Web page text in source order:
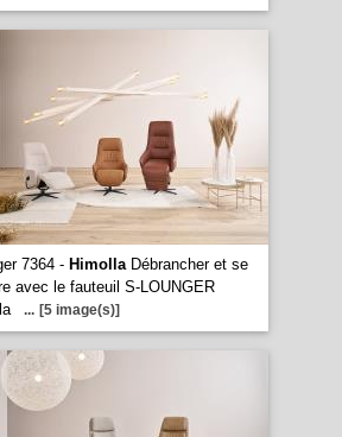
7364 - HimollaDébrancher et se
avec le fauteuil S-LOUNGER
... [5 image(s)]